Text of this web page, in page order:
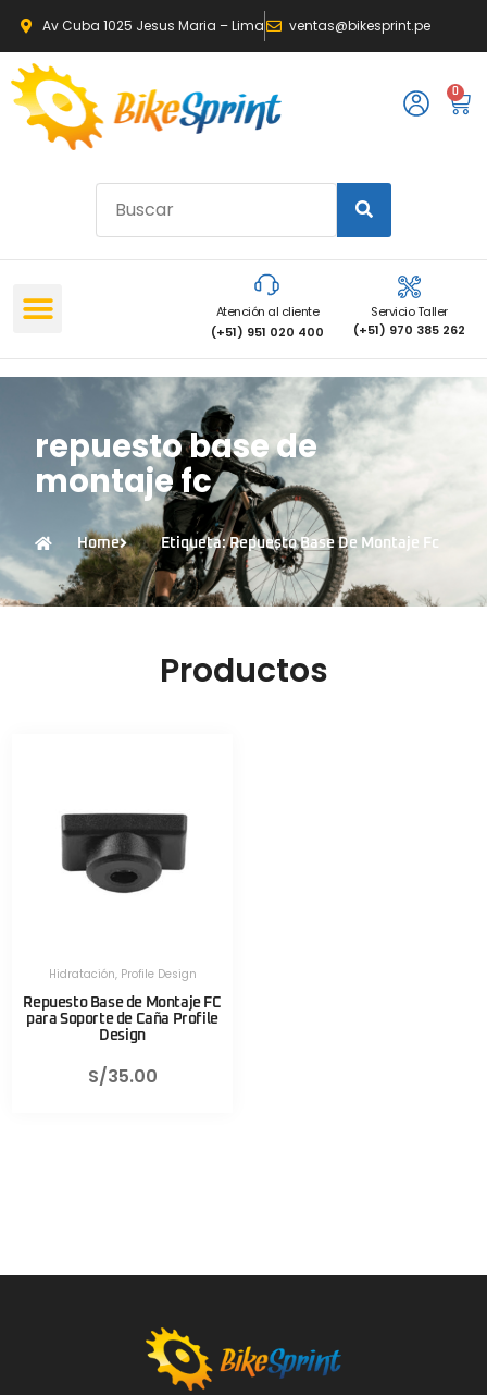
Av Cuba 1025 Jesus Maria – Lima ventas@bikesprint.pe
0
Atención al cliente
(+51) 951 020 400
Servicio Taller
(+51) 970 385 262
repuesto base de
montaje fc
Home Etiqueta: Repuesto Base De Montaje Fc
Productos
Hidratación, Profile Design
Repuesto Base de Montaje FC
para Soporte de Caña Profile
Design
S/35.00